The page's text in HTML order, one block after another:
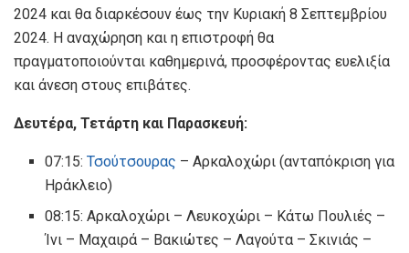
2024 και θα διαρκέσουν έως την Κυριακή 8 Σεπτεμβρίου
2024. Η αναχώρηση και η επιστροφή θα
πραγματοποιούνται καθημερινά, προσφέροντας ευελιξία
και άνεση στους επιβάτες.
Δευτέρα, Τετάρτη και Παρασκευή:
07:15:Τσούτσουρας – Αρκαλοχώρι (ανταπόκριση για
Ηράκλειο)
08:15: Αρκαλοχώρι – Λευκοχώρι – Κάτω Πουλιές –
Ίνι – Μαχαιρά – Βακιώτες – Λαγούτα – Σκινιάς –